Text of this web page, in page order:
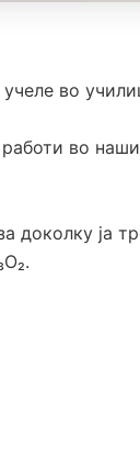
во
во
доколку ја